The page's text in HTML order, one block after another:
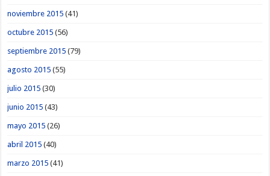
noviembre 2015 (41)
octubre 2015 (56)
septiembre 2015 (79)
agosto 2015 (55)
julio 2015 (30)
junio 2015 (43)
mayo 2015 (26)
abril 2015 (40)
marzo 2015 (41)